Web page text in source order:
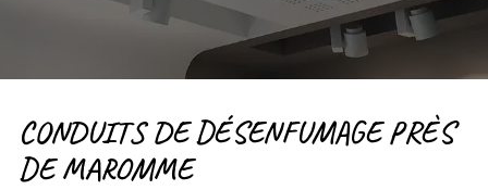
CONDUITS DE DÉSENFUMAGE PRÈS
DE MAROMME